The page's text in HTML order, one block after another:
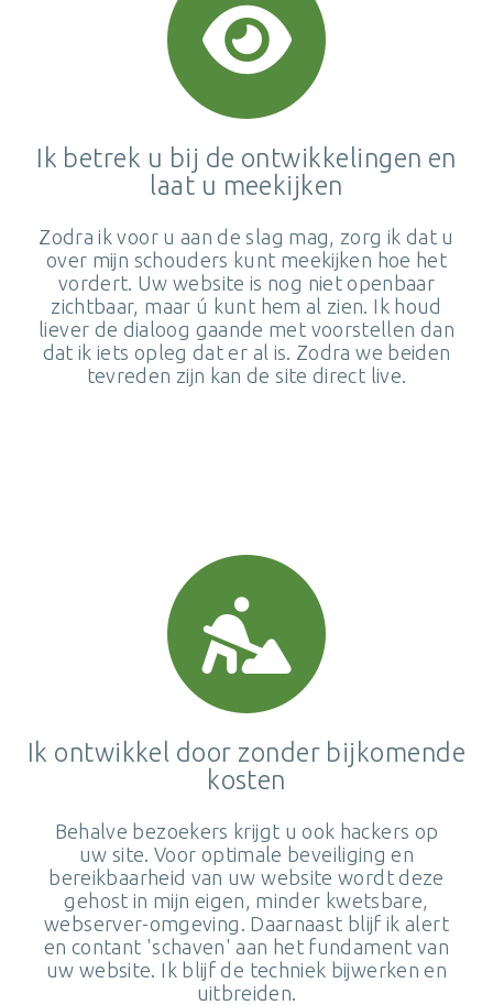
Ik betrek u bij de ontwikkelingen en
laat u meekijken
Zodra ik voor u aan de slag mag, zorg ik dat u
over mijn schouders kunt meekijken hoe het
vordert. Uw website is nog niet openbaar
zichtbaar, maar ú kunt hem al zien. Ik houd
liever de dialoog gaande met voorstellen dan
dat ik iets opleg dat er al is. Zodra we beiden
tevreden zijn kan de site direct live.
Ik ontwikkel door zonder bijkomende
kosten
Behalve bezoekers krijgt u ook hackers op
uw site. Voor optimale beveiliging en
bereikbaarheid van uw website wordt deze
gehost in mijn eigen, minder kwetsbare,
webserver-omgeving. Daarnaast blijf ik alert
en contant 'schaven' aan het fundament van
uw website. Ik blijf de techniek bijwerken en
uitbreiden.